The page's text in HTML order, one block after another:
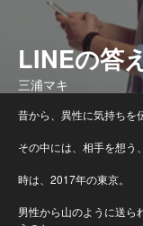
LINEの答
三浦マキ
昔から、異性に気持ちを
その中には、相手を想う
時は、2017年の東京。
男性から山のように送ら